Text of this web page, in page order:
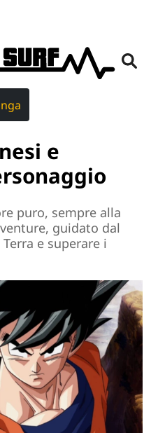
e
puro, sempre alla
guidato dal
e superare i